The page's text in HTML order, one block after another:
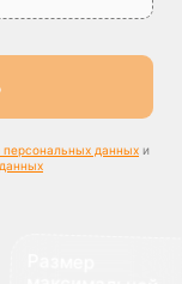
персональных данных и